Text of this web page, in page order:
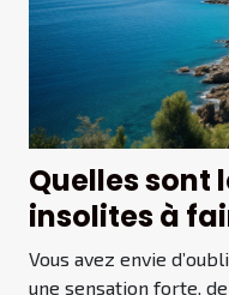
Quelles sont
insolites à
Vous avez envie
une sensation forte, de